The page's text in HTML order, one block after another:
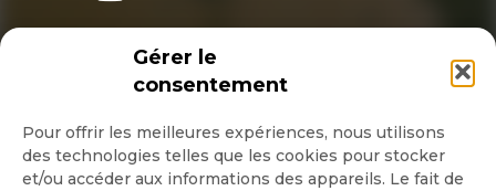
Gérer le
consentement
Pour offrir les meilleures expériences, nous utilisons
des technologies telles que les cookies pour stocker
et/ou accéder aux informations des appareils. Le fait de
INSCRIPTION NEWSLETTER
Quotidienne